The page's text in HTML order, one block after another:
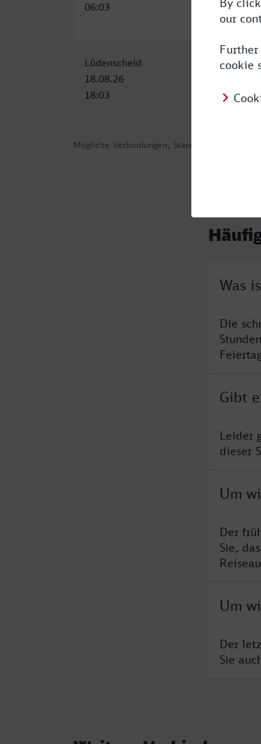
Mögliche Verbindungen, Stand: 2026-08-04
06:03
12:59
Lüdenscheid
18.08.26
18:03
Neustrelitz
05:52
Was
Die
Gibt
Leider
dieser
Um
Der
Sie,
Um
Der
Sie